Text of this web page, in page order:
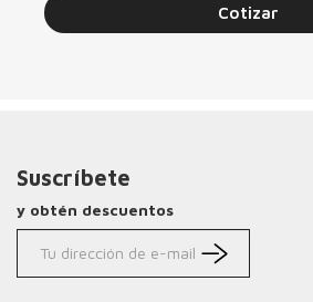
Cotizar
Suscríbete
y obtén descuentos